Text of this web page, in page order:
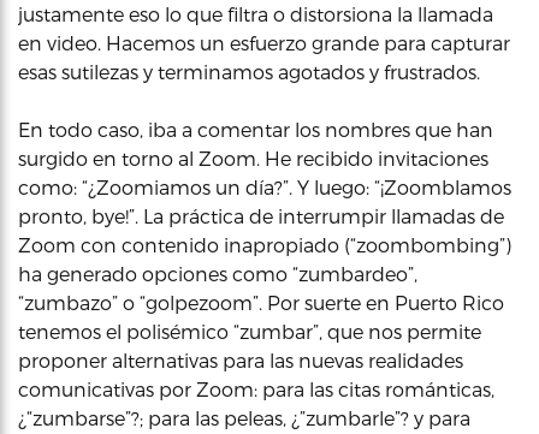
justamente eso lo que filtra o distorsiona la llamada
en video. Hacemos un esfuerzo grande para capturar
esas sutilezas y terminamos agotados y frustrados.
En todo caso, iba a comentar los nombres que han
surgido en torno al Zoom. He recibido invitaciones
como: “¿Zoomiamos un día?”. Y luego: “¡Zoomblamos
pronto, bye!”. La práctica de interrumpir llamadas de
Zoom con contenido inapropiado (“zoombombing”)
ha generado opciones como “zumbardeo”,
“zumbazo” o “golpezoom”. Por suerte en Puerto Rico
tenemos el polisémico “zumbar”, que nos permite
proponer alternativas para las nuevas realidades
comunicativas por Zoom: para las citas románticas,
¿“zumbarse”?; para las peleas, ¿”zumbarle”? y para